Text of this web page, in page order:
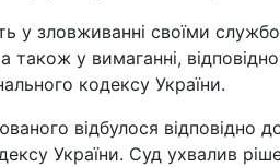
у зловживанні своїми
також у вимаганні,
кодексу України.
відбулося відповідно
України. Суд ухвалив